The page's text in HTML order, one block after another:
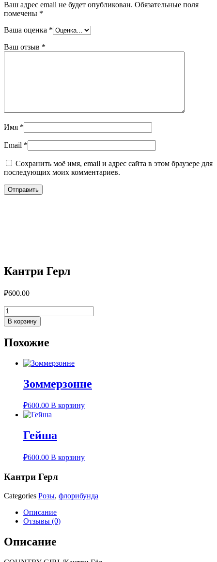
Ваш адрес email не будет опубликован. Обязательные поля
помечены *
Ваша оценка *
Ваш отзыв *
Имя *
Email *
Сохранить моё имя, email и адрес сайта в этом браузере для
последующих моих комментариев.
Кантри Герл
₽600.00
Количество
товара
Кантри
В корзину
Похожие
Зоммерзонне
₽600.00 В корзину
Гейша
₽600.00 В корзину
Кантри Герл
Categories Розы, флорибунда
Описание
Отзывы (0)
Описание